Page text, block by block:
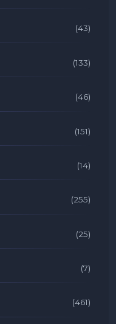
(43)
(133)
(46)
(151)
(14)
(255)
(25)
(7)
(461)